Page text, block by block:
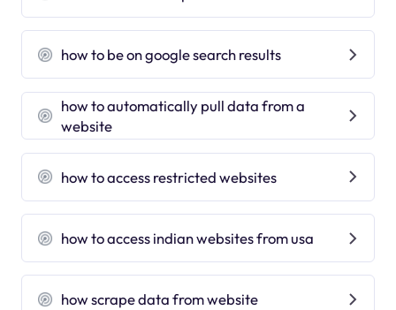
how to be on google search results
how to automatically pull data from a
website
how to access restricted websites
how to access indian websites from usa
how scrape data from website